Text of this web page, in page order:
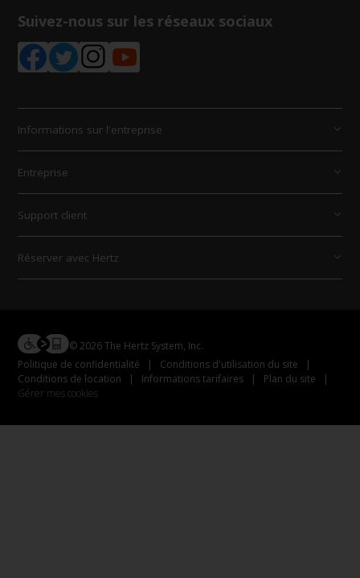
Suivez-nous sur les réseaux sociaux
Informations sur l'entreprise
Entreprise
Support client
Réserver avec Hertz
© 2026 The Hertz System, Inc.
Politique de confidentialité
| Conditions d'utilisation du site
|
Conditions de location
| Informations tarifaires | Plan du site
|
Gérer mes cookies